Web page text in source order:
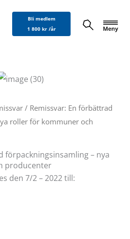
Bli medlem
1 800 kr /år
/ Remissvar: En förbättrad
roller för kommuner och
förpackningsinsamling – nya
producenter
den 7/2 – 2022 till: